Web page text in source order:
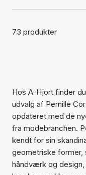
73 produkter
Hos A-Hjort finder
udvalg af Pernille
opdateret med de
fra modebranchen.
kendt for sin
geometriske
håndværk og